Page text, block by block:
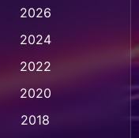
(32)
(1)
(1)
2026
2024
2022
2020
2018